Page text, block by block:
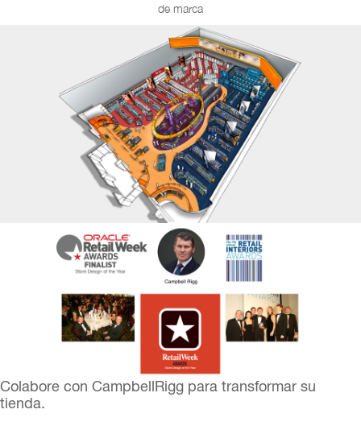
de marca
Colabore con CampbellRigg para transformar su
tienda.